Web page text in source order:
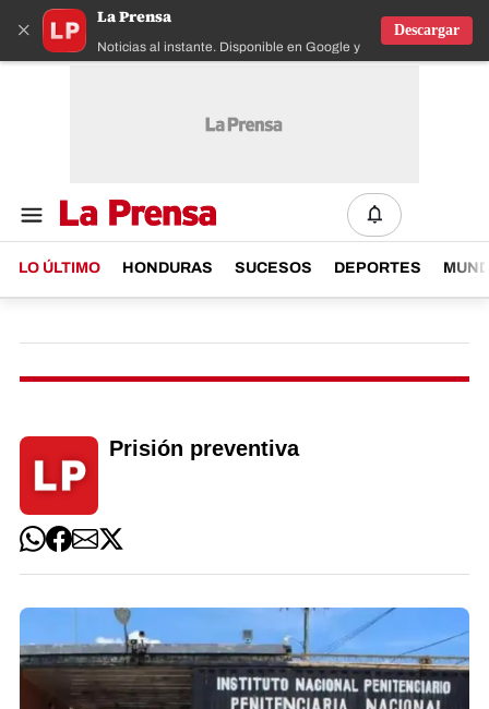
×
La Prensa
Noticias al instante. Disponible en Google y IOS
Descargar
LO ÚLTIMO HONDURAS SUCESOS DEPORTES
Prisión preventiva